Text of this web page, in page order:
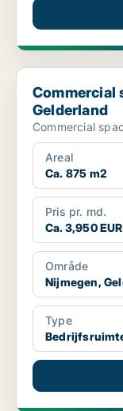
Commercial space
Commercial
Gelderland
Commercial
Areal
Ca. 875 m2
Pris pr. md.
Ca. 3,950
Område
Nijmegen,
Type